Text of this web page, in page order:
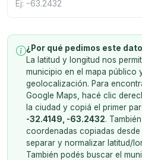
¿Por qué pedimos este
La latitud y longitud nos
municipio en el mapa público
geolocalización. Para
Google Maps, hacé clic
la ciudad y copiá el primer
-32.4149, -63.2432.
coordenadas copiadas
separar y normalizar latitud/
También podés buscar el